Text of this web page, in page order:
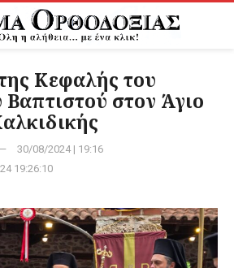
Κεφαλής του
στον Άγιο
30/08/2024 | 19:16
19:26:10